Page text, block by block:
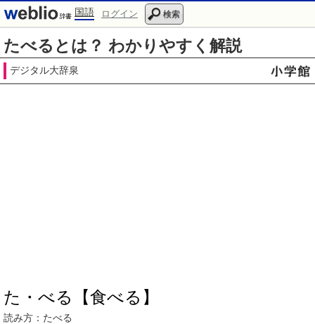
国語 ログイン 検索
たべるとは？ わかりやすく解説
デジタル大辞泉
た・べる【食べる】
読み方：たべる